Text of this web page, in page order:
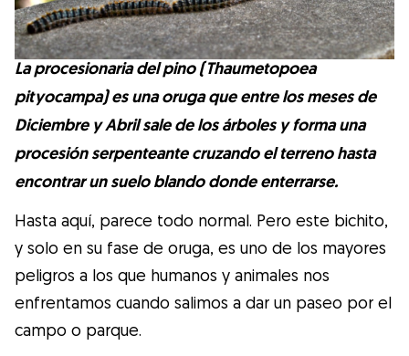
Salud
Accesorios
Educación Canina
Más contenido
Razas
Buscar cuidadores
La procesionaria del pino (Thaumetopoea
pityocampa) es una oruga que entre los meses de
Diciembre y Abril sale de los árboles y forma una
procesión serpenteante cruzando el terreno hasta
encontrar un suelo blando donde enterrarse.
Hasta aquí, parece todo normal. Pero este bichito,
y solo en su fase de oruga, es uno de los mayores
peligros a los que humanos y animales nos
enfrentamos cuando salimos a dar un paseo por el
campo o parque.